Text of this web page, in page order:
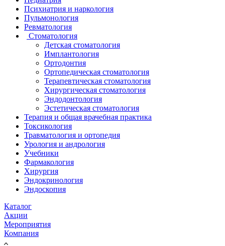
Психиатрия и наркология
Пульмонология
Ревматология
Стоматология
Детская стоматология
Имплантология
Ортодонтия
Ортопедическая стоматология
Терапевтическая стоматология
Хирургическая стоматология
Эндодонтология
Эстетическая стоматология
Терапия и общая врачебная практика
Токсикология
Травматология и ортопедия
Урология и андрология
Учебники
Фармакология
Хирургия
Эндокринология
Эндоскопия
Каталог
Акции
Мероприятия
Компания